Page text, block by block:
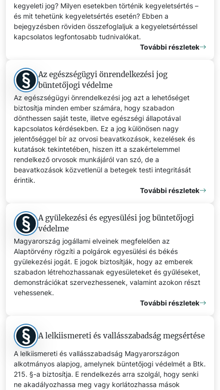
kegyeleti jog? Milyen esetekben történik kegyeletsértés –
és mit tehetünk kegyeletsértés esetén? Ebben a
bejegyzésben röviden összefoglaljuk a kegyeletsértéssel
kapcsolatos legfontosabb tudnivalókat.
További részletek
Az egészségügyi önrendelkezési jog
büntetőjogi védelme
Az egészségügyi önrendelkezési jog azt a lehetőséget
biztosítja minden ember számára, hogy szabadon
dönthessen saját teste, illetve egészségi állapotával
kapcsolatos kérdésekben. Ez a jog különösen nagy
jelentőséggel bír az orvosi beavatkozások, kezelések és
kutatások tekintetében, hiszen itt a szakértelemmel
rendelkező orvosok munkájáról van szó, de a
beavatkozások közvetlenül a betegek testi integritását
érintik.
További részletek
A gyülekezési és egyesülési jog büntetőjogi
védelme
Magyarország jogállami elveinek megfelelően az
Alaptörvény rögzíti a polgárok egyesülési és békés
gyülekezési jogát. E jogok biztosítják, hogy az emberek
szabadon létrehozhassanak egyesületeket és gyűléseket,
demonstrációkat szervezhessenek, valamint azokon részt
vehessenek.
További részletek
A lelkiismereti és vallásszabadság megsértése
A lelkiismereti és vallásszabadság Magyarországon
alkotmányos alapjog, amelynek büntetőjogi védelmét a Btk.
215. §-a biztosítja. E rendelkezés arra szolgál, hogy senki
ne akadályozhassa meg vagy korlátozhassa mások